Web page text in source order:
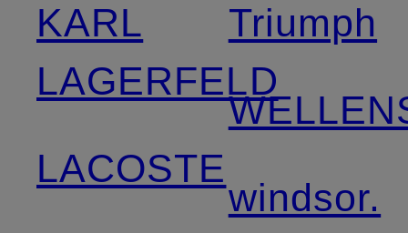
KARL
LAGERFELD
LACOSTE
Triumph
windsor.